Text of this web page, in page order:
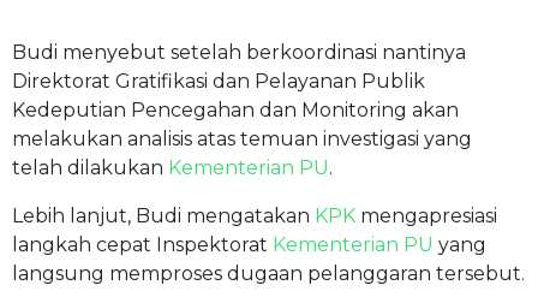
Budi menyebut setelah berkoordinasi nantinya
Direktorat Gratifikasi dan Pelayanan Publik
Kedeputian Pencegahan dan Monitoring akan
melakukan analisis atas temuan investigasi yang
telah dilakukan Kementerian PU.
Lebih lanjut, Budi mengatakan KPK mengapresiasi
langkah cepat Inspektorat Kementerian PU yang
langsung memproses dugaan pelanggaran tersebut.